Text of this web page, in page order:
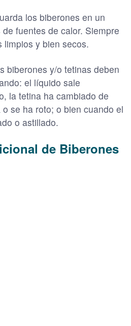
los biberones en un
fuentes de calor. Siempre
limpios y bien secos.
biberones y/o tetinas deben
el líquido sale
la tetina ha cambiado de
se ha roto; o bien cuando el
o astillado.
de Biberones